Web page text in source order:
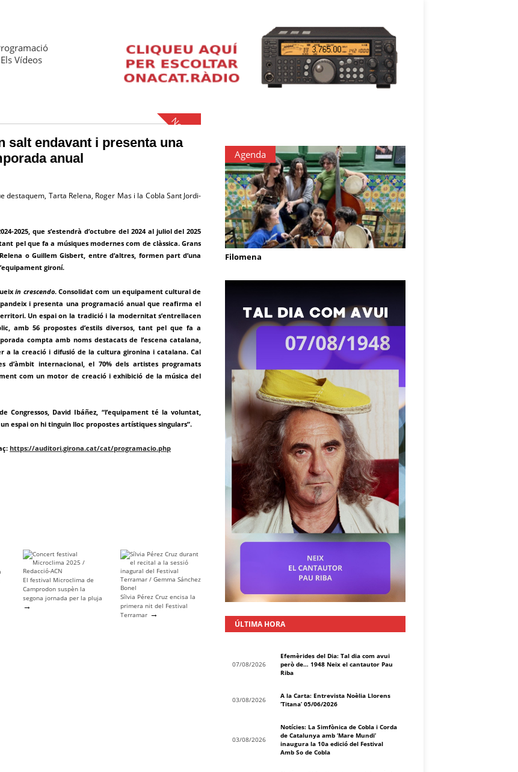
Els Vídeos
Notícies
salt endavant i presenta una
anual
Tarta Relena, Roger Mas i la Cobla Sant Jordi-
2025, que s’estendrà d’octubre del 2024 al juliol del 2025
pel que fa a músiques modernes com de clàssica. Grans
o Guillem Gisbert, entre d’altres, formen part d’una
gironí.
in crescendo. Consolidat com un equipament cultural de
i presenta una programació anual que reafirma el
Un espai on la tradició i la modernitat s’entrellacen
amb 56 propostes d’estils diversos, tant pel que fa a
compta amb noms destacats de l’escena catalana,
la creació i difusió de la cultura gironina i catalana. Cal
internacional, el 70% dels artistes programats
com un motor de creació i exhibició de la música del
Congressos, David Ibáñez, “l’equipament té la voluntat,
espai on hi tinguin lloc propostes artístiques singulars”.
https://auditori.girona.cat/cat/programacio.php
El festival Microclima de
Camprodon suspèn la
segona jornada per la pluja
→
Sílvia Pérez Cruz encisa la
primera nit del Festival
Terramar →
Agenda
Filomena
ÚLTIMA HORA
07/08/2026
Efemèrides del Dia: Tal dia com avui
però de… 1948 Neix el cantautor Pau
Riba
03/08/2026
A la Carta: Entrevista Noèlia Llorens
‘Titana’ 05/06/2026
03/08/2026
Notícies: La Simfònica de Cobla i Corda
de Catalunya amb ‘Mare Mundi’
inaugura la 10a edició del Festival
Amb So de Cobla